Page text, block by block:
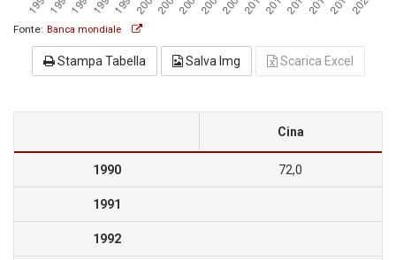
Fonte: Banca mondiale
Stampa Tabella Salva Img Scarica Excel
Cina
1990 72,0
1991
1992